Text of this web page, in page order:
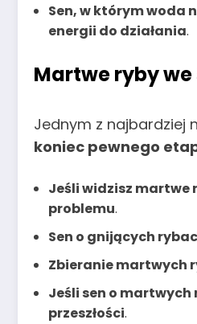
Sen, w którym woda
energii do działania.
Martwe ryby
Jednym z najbardziej
koniec pewnego
Jeśli widzisz martwe
problemu.
Sen o gnijących
Zbieranie martwych
Jeśli sen o martwych
przeszłości.